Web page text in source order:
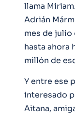
llama Miriam.
Adrián
mes de julio
hasta ahora
millón de
Y entre ese
interesado
Aitana,